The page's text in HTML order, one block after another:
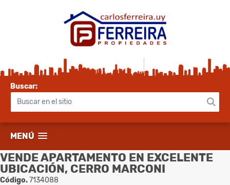
Buscar:
MENÚ
VENDE APARTAMENTO EN EXCELENTE
UBICACIÓN, CERRO MARCONI
Código.7134088